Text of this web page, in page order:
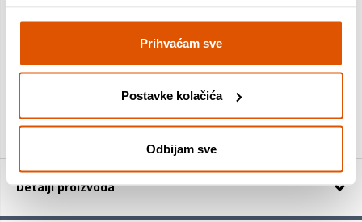
Prihvaćam sve
Postavke kolačića
Odbijam sve
DODAJTE U KOŠARICU
Detalji proizvoda